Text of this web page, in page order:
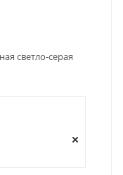
светло-серая